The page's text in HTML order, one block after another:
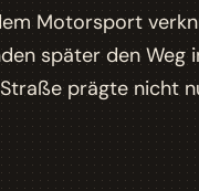
Motorsport
später den Weg
prägte nicht